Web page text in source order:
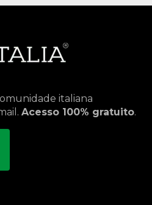
italiana
Acesso 100% gratuito.